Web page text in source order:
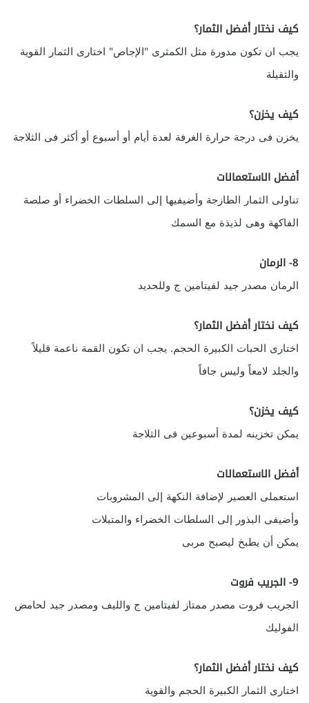
كيف نختار أفضل الثمار؟
يجب ان تكون مدورة مثل الكمثرى "الإجاص" اختارى الثمار القوية
والثقيلة
كيف يخزن؟
يخزن فى درجة حرارة الغرفة لعدة أيام أو أسبوع أو أكثر فى الثلاجة
أفضل الاستعمالات
تناولى الثمار الطازجة وأضيفيها إلى السلطات الخضراء أو صلصة
الفاكهة وهى لذيذة مع السمك
8- الرمان
الرمان مصدر جيد لفيتامين ج وللحديد
كيف نختار أفضل الثمار؟
اختارى الحبات الكبيرة الحجم. يجب ان تكون القمة ناعمة قليلاً
والجلد لامعاً وليس جافاً
كيف يخزن؟
يمكن تخزينه لمدة أسبوعين فى الثلاجة
أفضل الاستعمالات
استعملى العصير لإضافة النكهة إلى المشروبات
وأضيفى البذور إلى السلطات الخضراء والمتبلات
يمكن أن يطبخ ليصبح مربى
9- الجريب فروت
الجريب فروت مصدر ممتاز لفيتامين ج والليف ومصدر جيد لحامض
الفوليك
كيف نختار أفضل الثمار؟
اختارى الثمار الكبيرة الحجم والقوية